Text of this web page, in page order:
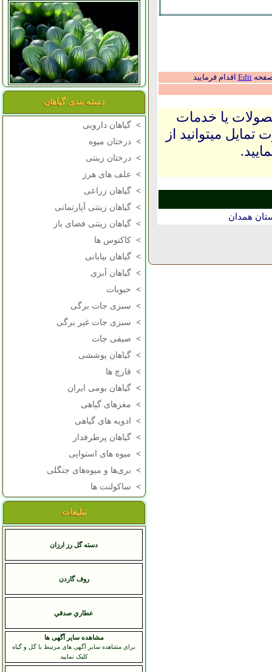
دسته بندی گیاهان
> گیاهان دارویی
> درختان میوه
> درختان زینتی
> علف های هرز
> گیاهان زراعی
> گیاهان زینتی آپارتمانی
> گیاهان زینتی فضای باز
> کاکتوس ها
> گیاهان بیابانی
> گیاهان آبزی
> حبوبات
> سبزی جات برگی
> سبزی جات غیر برگی
> صیفی جات
> گیاهان پوششی
> قارچ ها
> گیاهان بومی ایران
> مغزهای گیاهی
>
ادویه های گیاهی
> گیاهان پرطرفدار
> میوه های استوایی
> بری‌ها و میوه‌های جنگلی
> ساکولنت ها
تبلیغات
دسته گل رز ارزان
روف گاردن
عطاري صدقي
مشاهده سایر آگهی ها
برای مشاهده سایر آگهی های مرتبط با گل و گیاه
کلیک نمایید
صفحهEdit اقدام فرمایید
یا خدمات
میتوانید از
همدان